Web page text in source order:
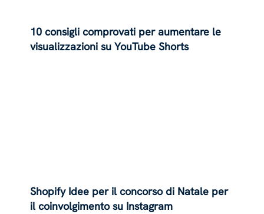
10 consigli comprovati per aumentare le
visualizzazioni su YouTube Shorts
Shopify Idee per il concorso di Natale per
il coinvolgimento su Instagram